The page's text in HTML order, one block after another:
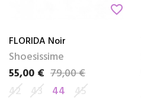
favorite_border
FLORIDA Noir
Shoesissime
Prix
55,00 €
Prix de base79,00 €
42 43 44 45